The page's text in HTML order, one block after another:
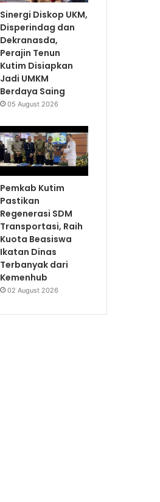
Sinergi Diskop UKM,
Disperindag dan
Dekranasda,
Perajin Tenun
Kutim Disiapkan
Jadi UMKM
Berdaya Saing
05 August 2026
Pemkab Kutim
Pastikan
Regenerasi SDM
Transportasi, Raih
Kuota Beasiswa
Ikatan Dinas
Terbanyak dari
Kemenhub
02 August 2026